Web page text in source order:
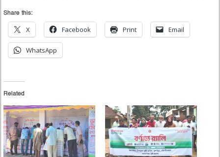
Share this:
X Facebook Print Email
WhatsApp
Related